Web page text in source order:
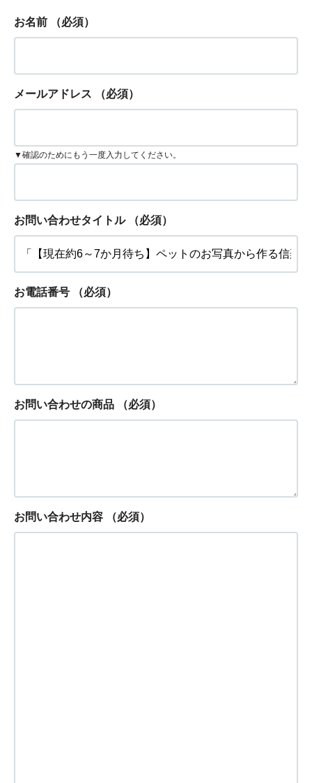
お名前 （必須）
メールアドレス （必須）
▼確認のためにもう一度入力してください。
お問い合わせタイトル （必須）
お電話番号 （必須）
お問い合わせの商品 （必須）
お問い合わせ内容 （必須）